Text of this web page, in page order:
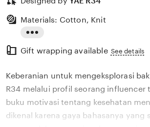
the
description
Materials: Cotton, Knit
Gift wrapping available See details
Keberanian untuk mengeksplorasi
R34 melalui profil seorang influencer
buku motivasi tentang kesehatan
dikenal karena gaya bahasanya